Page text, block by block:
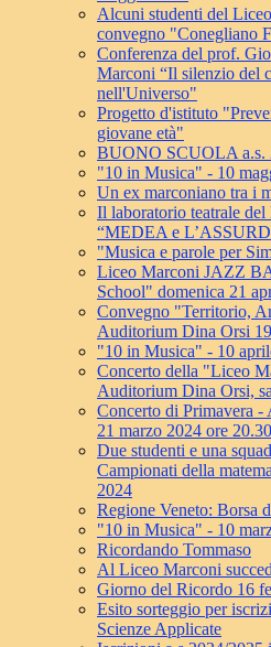
Alcuni studenti del
convegno "Conegliano
Conferenza del prof.
Marconi “Il silenzio del
nell'Universo"
Progetto d'istituto
giovane età"
BUONO SCUOLA a.s.
"10 in Musica" - 10
Un ex marconiano tra i
Il laboratorio teatrale
“MEDEA e
"Musica e parole per
Liceo Marconi JAZZ
School" domenica 21
Convegno "Territorio,
Auditorium Dina Orsi
"10 in Musica" - 10
Concerto della "Liceo
Auditorium Dina Orsi,
Concerto di Primavera
21 marzo 2024 ore 20.30
Due studenti e una
Campionati della
2024
Regione Veneto: Borsa
"10 in Musica" - 10
Ricordando Tommaso
Al Liceo Marconi
Giorno del Ricordo 16
Esito sorteggio per
Scienze Applicate